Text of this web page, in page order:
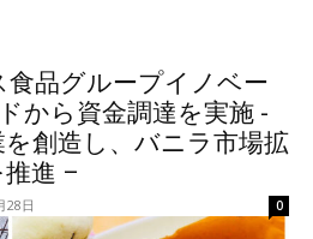
品グループイノベー
から資金調達を実施 -
創造し、バニラ市場拡
進 –
28日 0